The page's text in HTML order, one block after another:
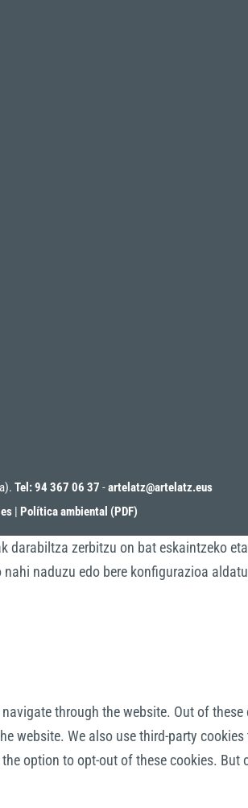
Tel: 94 367 06 37 -artelatz@artelatz.eus
|Política ambiental (PDF)
darabiltza zerbitzu on bat eskaintzeko
naduzu edo bere konfigurazioa
through the website. Out of
website. We also use third-party
option to opt-out of these cookies.